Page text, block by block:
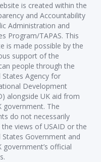
is created within the
and Accountability
Administration and
Program/TAPAS. This
is made possible by the
support of the
people through the
States Agency for
Development
alongside UK aid from
government. The
do not necessarily
views of USAID or the
States Government and
government’s official